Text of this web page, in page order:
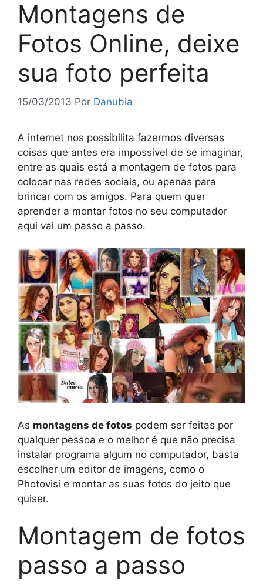
Montagens de
Fotos Online, deixe
sua foto perfeita
15/03/2013 Por Danubia
A internet nos possibilita fazermos diversas
coisas que antes era impossível de se imaginar,
entre as quais está a montagem de fotos para
colocar nas redes sociais, ou apenas para
brincar com os amigos. Para quem quer
aprender a montar fotos no seu computador
aqui vai um passo a passo.
As montagens de fotos podem ser feitas por
qualquer pessoa e o melhor é que não precisa
instalar programa algum no computador, basta
escolher um editor de imagens, como o
Photovisi e montar as suas fotos do jeito que
quiser.
Montagem de fotos
passo a passo